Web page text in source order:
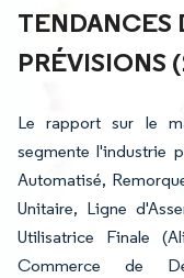
TENDANCES
PRÉVISIONS
Le rapport sur le
segmente l'industrie
Automatisé,
Unitaire, Ligne
Utilisatrice Finale
Commerce de